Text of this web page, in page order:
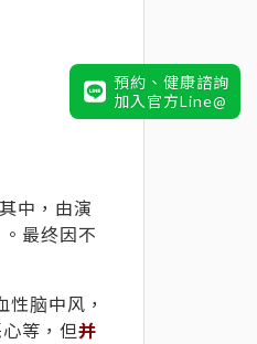
預約、健康諮詢
加入官方Line@
中，由演
最终因不
脑中风，
等，但并